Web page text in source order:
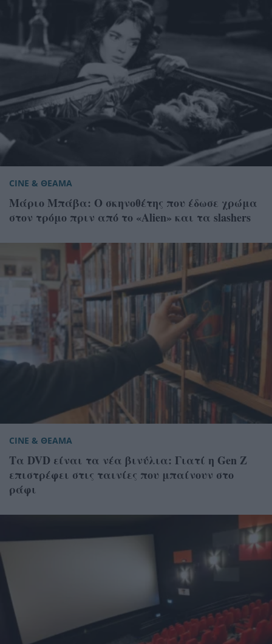
CINE & ΘΕΑΜΑ
Μάριο Μπάβα: Ο σκηνοθέτης που έδωσε χρώμα
στον τρόμο πριν από το «Alien» και τα slashers
CINE & ΘΕΑΜΑ
Τα DVD είναι τα νέα βινύλια: Γιατί η Gen Z
επιστρέφει στις ταινίες που μπαίνουν στο
ράφι